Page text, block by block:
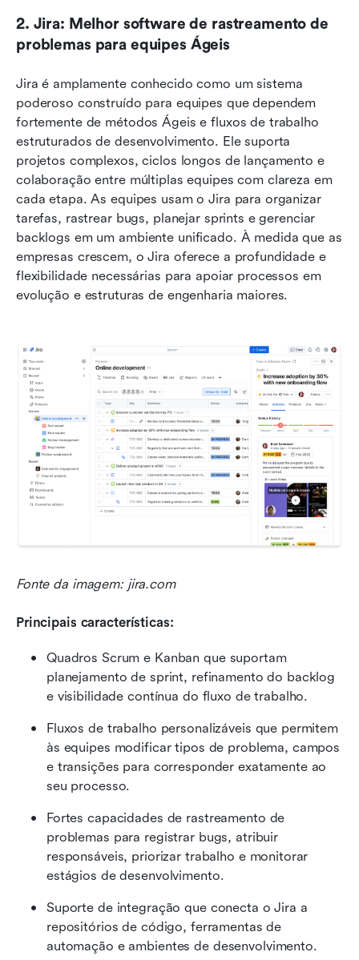
2. Jira: Melhor software de rastreamento de
problemas para equipes Ágeis
Jira é amplamente conhecido como um sistema
poderoso construído para equipes que dependem
fortemente de métodos Ágeis e fluxos de trabalho
estruturados de desenvolvimento. Ele suporta
projetos complexos, ciclos longos de lançamento e
colaboração entre múltiplas equipes com clareza em
cada etapa. As equipes usam o Jira para organizar
tarefas, rastrear bugs, planejar sprints e gerenciar
backlogs em um ambiente unificado. À medida que as
empresas crescem, o Jira oferece a profundidade e
flexibilidade necessárias para apoiar processos em
evolução e estruturas de engenharia maiores.
Fonte da imagem: jira.com
Principais características:
Quadros Scrum e Kanban que suportam
planejamento de sprint, refinamento do backlog
e visibilidade contínua do fluxo de trabalho.
Fluxos de trabalho personalizáveis que permitem
às equipes modificar tipos de problema, campos
e transições para corresponder exatamente ao
seu processo.
Fortes capacidades de rastreamento de
problemas para registrar bugs, atribuir
responsáveis, priorizar trabalho e monitorar
estágios de desenvolvimento.
Suporte de integração que conecta o Jira a
repositórios de código, ferramentas de
automação e ambientes de desenvolvimento.